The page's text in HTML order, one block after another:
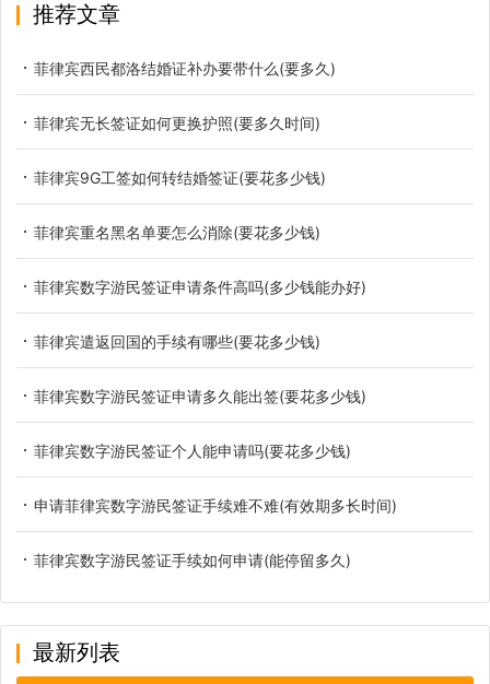
推荐文章
菲律宾西民都洛结婚证补办要带什么(要多久)
菲律宾无长签证如何更换护照(要多久时间)
菲律宾9G工签如何转结婚签证(要花多少钱)
菲律宾重名黑名单要怎么消除(要花多少钱)
菲律宾数字游民签证申请条件高吗(多少钱能办好)
菲律宾遣返回国的手续有哪些(要花多少钱)
菲律宾数字游民签证申请多久能出签(要花多少钱)
菲律宾数字游民签证个人能申请吗(要花多少钱)
申请菲律宾数字游民签证手续难不难(有效期多长时间)
菲律宾数字游民签证手续如何申请(能停留多久)
最新列表